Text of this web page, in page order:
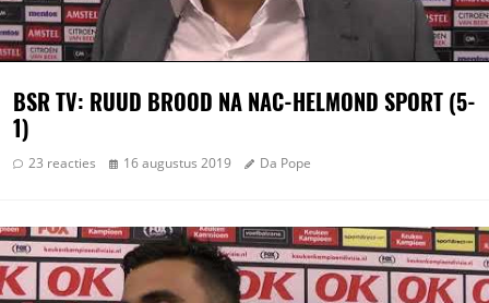
BSR TV: RUUD BROOD NA NAC-HELMOND SPORT (5-
1)
23 reacties 16 augustus 2019 Da Pope